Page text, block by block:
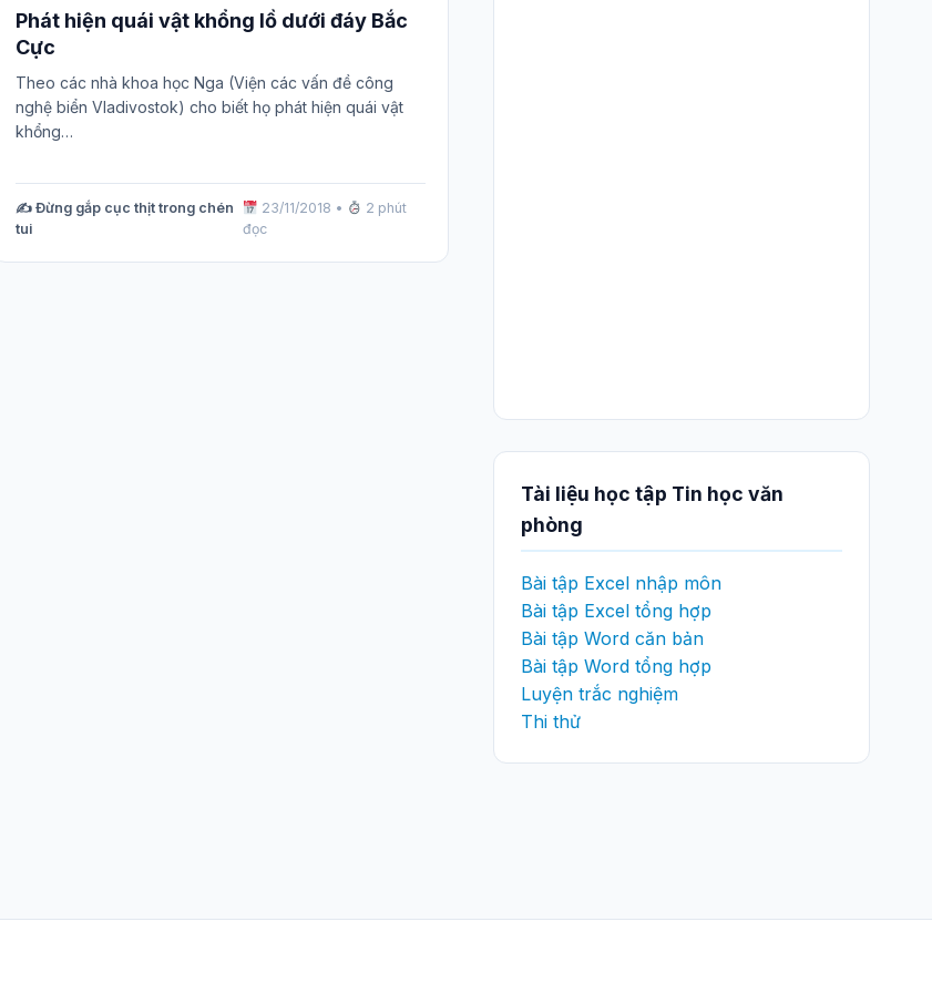
Phát hiện quái vật khổng lồ dưới đáy Bắc
Cực
Theo các nhà khoa học Nga (Viện các vấn đề công
nghệ biển Vladivostok) cho biết họ phát hiện quái vật
khổng…
✍️ Đừng gắp cục thịt trong chén
tui
23/11/2018 •
2 phút
đọc
Tài liệu học tập Tin học văn
phòng
Bài tập Excel nhập môn
Bài tập Excel tổng hợp
Bài tập Word căn bản
Bài tập Word tổng hợp
Luyện trắc nghiệm
Thi thử